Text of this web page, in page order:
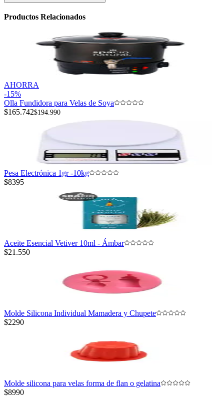
Productos Relacionados
AHORRA
-15%
Olla Fundidora para Velas de Soya
$165.742$194.990
Pesa Electrónica 1gr -10kg
$8395
Aceite Esencial Vetiver 10ml - Ámbar
$21.550
Molde Silicona Individual Mamadera y Chupete
$2290
Molde silicona para velas forma de flan o gelatina
$8990